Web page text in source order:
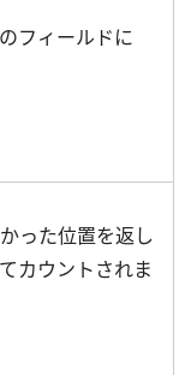
フィールドに
った位置を返し
カウントされま